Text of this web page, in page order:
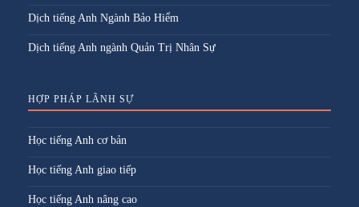
Dịch tiếng Anh Ngành Bảo Hiểm
Dịch tiếng Anh ngành Quản Trị Nhân Sự
HỢP PHÁP LÃNH SỰ
Học tiếng Anh cơ bản
Học tiếng Anh giao tiếp
Học tiếng Anh nâng cao